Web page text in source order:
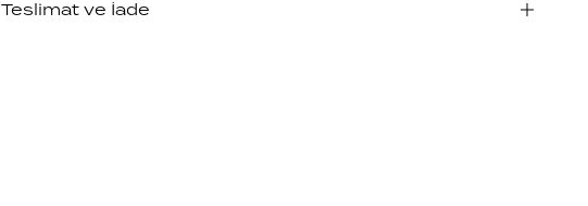
Teslimat ve İade